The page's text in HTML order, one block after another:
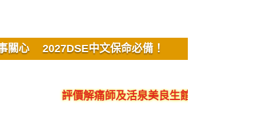
關心 2027DSE中文保命必備！
評價解痛師及活泉美良生館的不良銷售、呃人、騙